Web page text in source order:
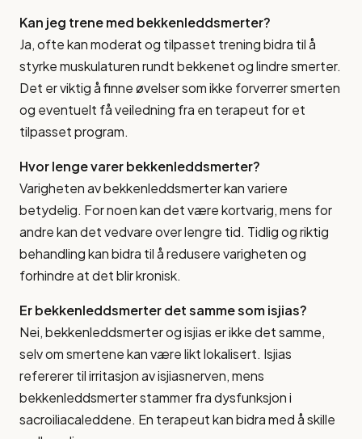
Kan jeg trene med bekkenleddsmerter?
Ja, ofte kan moderat og tilpasset trening bidra til å
styrke muskulaturen rundt bekkenet og lindre smerter.
Det er viktig å finne øvelser som ikke forverrer smerten
og eventuelt få veiledning fra en terapeut for et
tilpasset program.
Hvor lenge varer bekkenleddsmerter?
Varigheten av bekkenleddsmerter kan variere
betydelig. For noen kan det være kortvarig, mens for
andre kan det vedvare over lengre tid. Tidlig og riktig
behandling kan bidra til å redusere varigheten og
forhindre at det blir kronisk.
Er bekkenleddsmerter det samme som isjias?
Nei, bekkenleddsmerter og isjias er ikke det samme,
selv om smertene kan være likt lokalisert. Isjias
refererer til irritasjon av isjiasnerven, mens
bekkenleddsmerter stammer fra dysfunksjon i
sacroiliacaleddene. En terapeut kan bidra med å skille